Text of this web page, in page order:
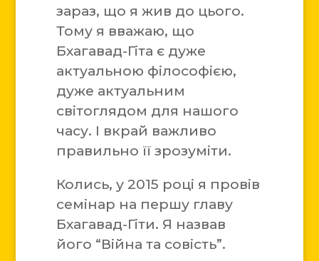
зараз, що я жив до цього.
Тому я вважаю, що
Бхагавад-Гіта є дуже
актуальною філософією,
дуже актуальним
світоглядом для нашого
часу. І вкрай важливо
правильно її зрозуміти.
Колись, у 2015 році я провів
семінар на першу главу
Бхагавад-Гіти. Я назвав
його “Війна та совість”.